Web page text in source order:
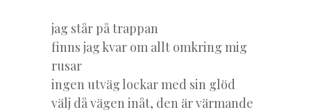
jag står på trappan
finns jag kvar om allt omkring mig
rusar
ingen utväg lockar med sin glöd
välj då vägen inåt, den är värmande